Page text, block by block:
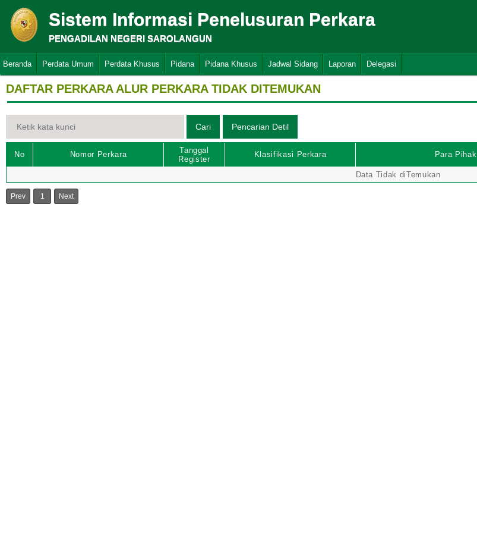
Sistem Informasi Penelusuran Perkara
PENGADILAN NEGERI SAROLANGUN
Beranda Perdata Umum Perdata Khusus Pidana Pidana Khusus Jadwal Sidang Laporan Delegasi
DAFTAR PERKARA ALUR PERKARA TIDAK DITEMUKAN
No Nomor Perkara
Tanggal
Register
Klasifikasi Perkara Para Pihak
Data Tidak diTemukan
Prev 1 Next